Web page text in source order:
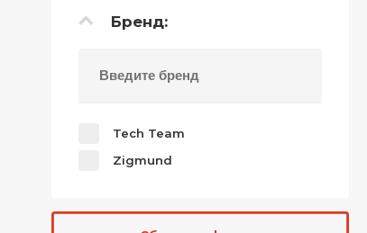
Бренд:
Tech Team
Zigmund